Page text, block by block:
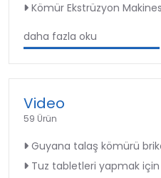
Kömür Ekstrüzyon Makinesi
daha fazla oku
Video
59 Ürün
Guyana talaş kömürü
Tuz tabletleri yapmak